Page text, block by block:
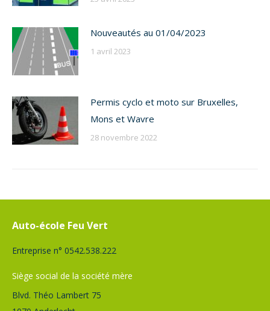
Nouveautés au 01/04/2023
1 avril 2023
Permis cyclo et moto sur Bruxelles,
Mons et Wavre
28 novembre 2022
Auto-école Feu Vert
Entreprise n° 0542.538.222
Siège social de la société mère
Blvd. Théo Lambert 75